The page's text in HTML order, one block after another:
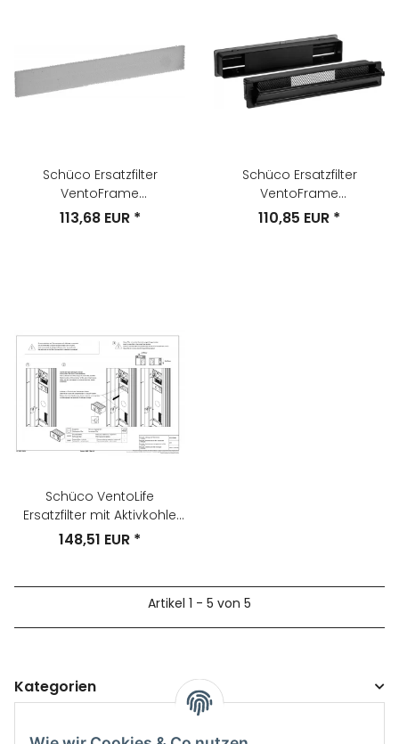
Schüco Ersatzfilter
VentoFrame
Filtervlies/Pollenfilter VE=10 ,
113,68 EUR *
Schüco Ersatzfilter
VentoFrame
Kartuschenset (1x
110,85 EUR *
Schüco VentoLife
Ersatzfilter mit Aktivkohle
VE=1 Nr. 288987
148,51 EUR *
Artikel 1 - 5 von 5
Kategorien